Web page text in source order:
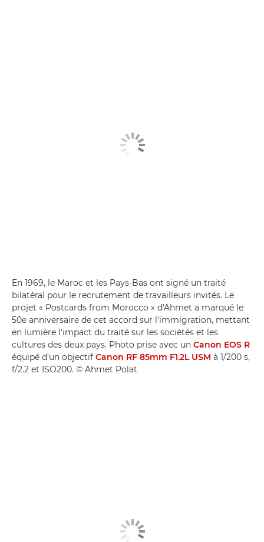
En 1969, le Maroc et les Pays-Bas ont signé un traité
bilatéral pour le recrutement de travailleurs invités. Le
projet « Postcards from Morocco » d'Ahmet a marqué le
50e anniversaire de cet accord sur l'immigration, mettant
en lumière l'impact du traité sur les sociétés et les
cultures des deux pays. Photo prise avec un Canon EOS R
équipé d'un objectif Canon RF 85mm F1.2L USM à 1/200 s,
f/2.2 et ISO200. © Ahmet Polat